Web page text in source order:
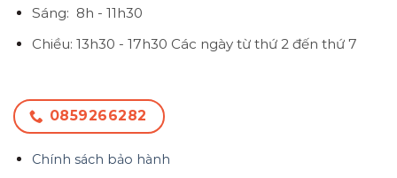
Sáng: 8h - 11h30
Chiều: 13h30 - 17h30 Các ngày từ thứ 2 đến thứ 7
0859266282
Chính sách bảo hành